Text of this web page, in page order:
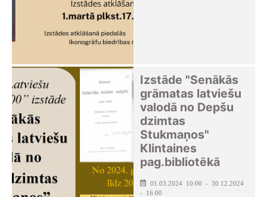
Izstāde "Senākās
grāmatas latviešu
valodā no Depšu
dzimtas
Stukmaņos"
Klintaines
pag.bibliotēkā
01.03.2024 10:00 - 30.12.2024
- 16:00